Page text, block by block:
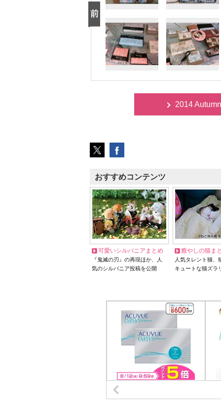
2014
おすすめコンテンツ
可愛いシルバニアまとめ
『鬼滅の刃』の再現ほか、人
気のシルバニア投稿を公開
癒やしの猫ま
人気タレント猫
キュートな猫ズラ